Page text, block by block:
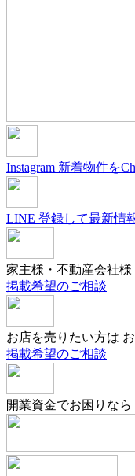
Instagram 新着物件を
LINE 登録して最新情
家主様・不動産会社様
掲載希望のご相談
お店を売りたい方は
掲載希望のご相談
開業資金でお困りなら